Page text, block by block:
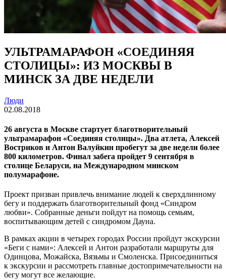
УЛЬТРАМАРАФОН «СОЕДИНЯЯ
СТОЛИЦЫ»: ИЗ МОСКВЫ В
МИНСК ЗА ДВЕ НЕДЕЛИ
Люди
02.08.2018
26 августа в Москве стартует благотворительный
ультрамарафон «Соединяя столицы». Два атлета, Алексей
Востриков и Антон Валуйкин пробегут за две недели более
800 километров. Финал забега пройдет 9 сентября в
столице Беларуси, на Международном минском
полумарафоне.
Проект призван привлечь внимание людей к сверхдлинному
бегу и поддержать благотворительный фонд «Синдром
любви». Собранные деньги пойдут на помощь семьям,
воспитывающим детей с синдромом Дауна.
В рамках акции в четырех городах России пройдут экскурсии
«Беги с нами»: Алексей и Антон разработали маршруты для
Одинцова, Можайска, Вязьмы и Смоленска. Присоединиться
к экскурсии и рассмотреть главные достопримечательности на
бегу могут все желающие.